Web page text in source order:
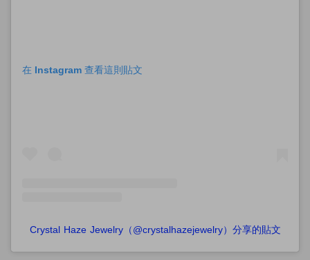
在 Instagram 查看這則貼文
Crystal Haze Jewelry（@crystalhazejewelry）分享的貼文